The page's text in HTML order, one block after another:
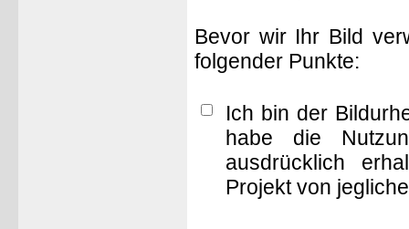
Bevor wir Ihr Bild
folgender Punkte:
Ich bin der
habe die
ausdrücklich
Projekt von